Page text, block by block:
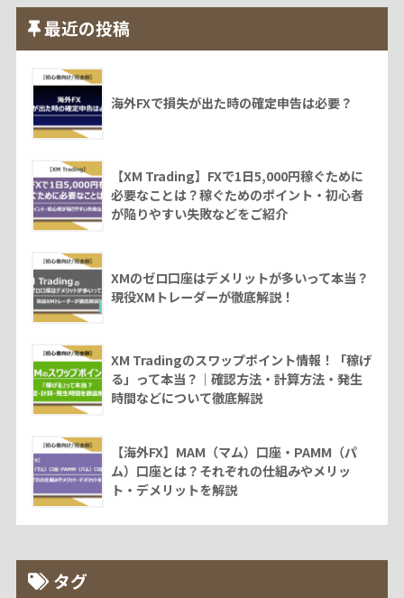
最近の投稿
海外FXで損失が出た時の確定申告は必要？
【XM Trading】FXで1日5,000円稼ぐために
必要なことは？稼ぐためのポイント・初心者
が陥りやすい失敗などをご紹介
XMのゼロ口座はデメリットが多いって本当？
現役XMトレーダーが徹底解説！
XM Tradingのスワップポイント情報！「稼げ
る」って本当？｜確認方法・計算方法・発生
時間などについて徹底解説
【海外FX】MAM（マム）口座・PAMM（パ
ム）口座とは？それぞれの仕組みやメリッ
ト・デメリットを解説
タグ